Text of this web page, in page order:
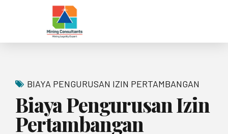
BIAYA PENGURUSAN IZIN PERTAMBANGAN
Biaya Pengurusan Izin
Pertambangan